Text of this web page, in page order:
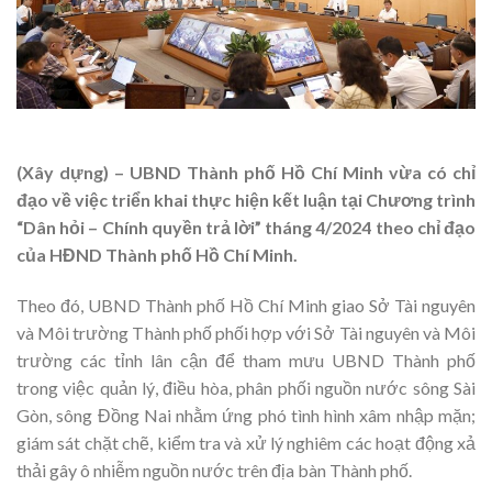
(Xây dựng) – UBND Thành phố Hồ Chí Minh vừa có chỉ
đạo về việc triển khai thực hiện kết luận tại Chương trình
“Dân hỏi – Chính quyền trả lời” tháng 4/2024 theo chỉ đạo
của HĐND Thành phố Hồ Chí Minh.
Theo đó, UBND Thành phố Hồ Chí Minh giao Sở Tài nguyên
và Môi trường Thành phố phối hợp với Sở Tài nguyên và Môi
trường các tỉnh lân cận để tham mưu UBND Thành phố
trong việc quản lý, điều hòa, phân phối nguồn nước sông Sài
Gòn, sông Đồng Nai nhằm ứng phó tình hình xâm nhập mặn;
giám sát chặt chẽ, kiểm tra và xử lý nghiêm các hoạt động xả
thải gây ô nhiễm nguồn nước trên địa bàn Thành phố.